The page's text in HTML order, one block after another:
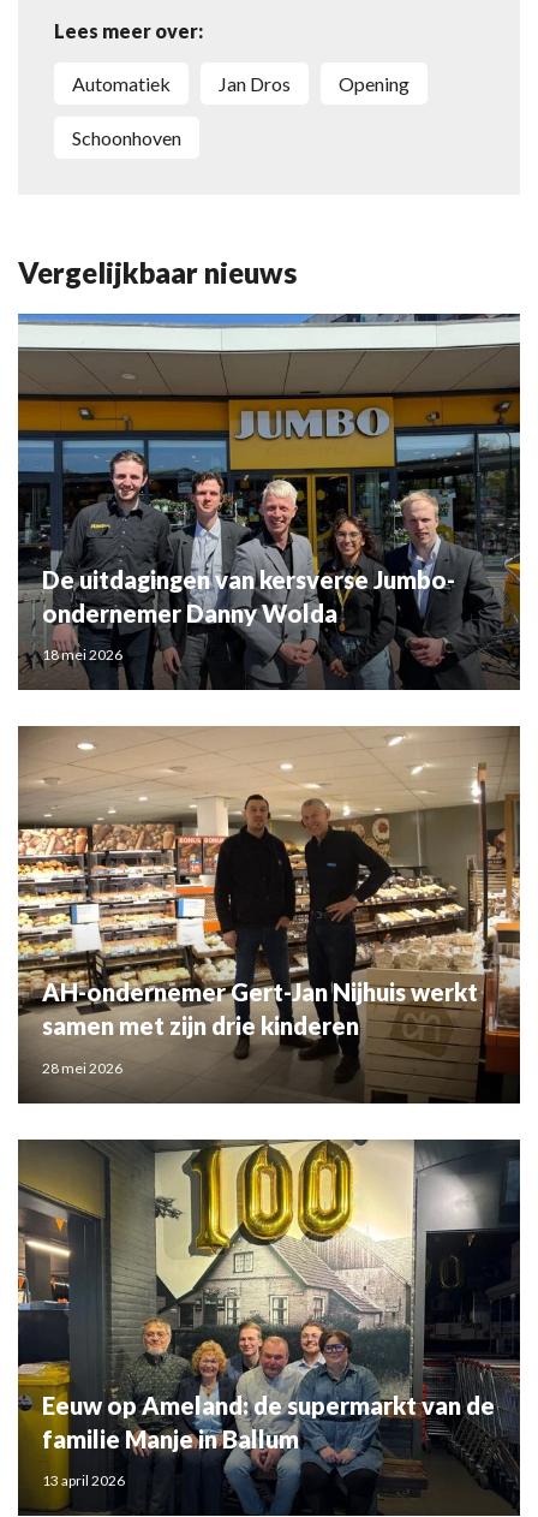
Lees meer over:
automatiek Jan Dros opening
Schoonhoven
Vergelijkbaar nieuws
De uitdagingen van kersverse Jumbo-
ondernemer Danny Wolda
18 mei 2026
AH-ondernemer Gert-Jan Nijhuis werkt
samen met zijn drie kinderen
28 mei 2026
Eeuw op Ameland: de supermarkt van de
familie Manje in Ballum
13 april 2026